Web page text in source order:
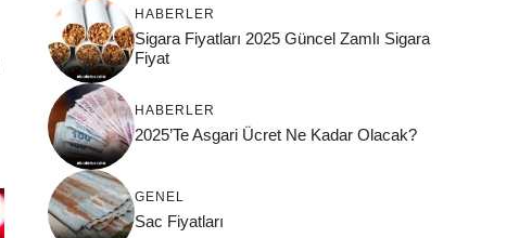
HABERLER
Sigara Fiyatları 2025 Güncel Zamlı Sigara
Fiyat
HABERLER
2025’Te Asgari Ücret Ne Kadar Olacak?
GENEL
Sac Fiyatları